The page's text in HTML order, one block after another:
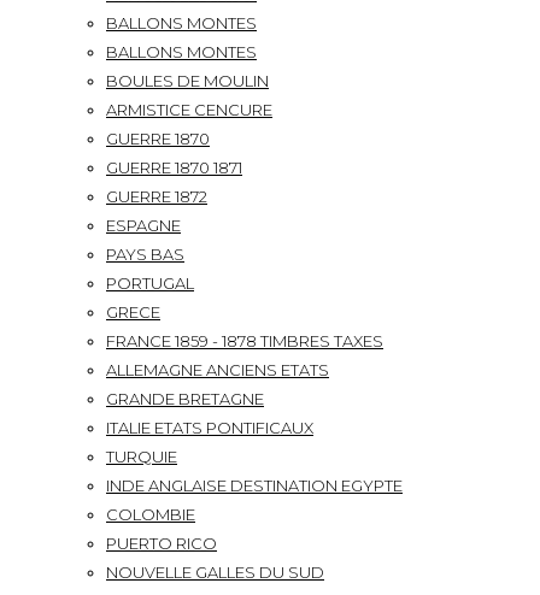
BALLONS MONTES
BALLONS MONTES
BOULES DE MOULIN
ARMISTICE CENCURE
GUERRE 1870
GUERRE 1870 1871
GUERRE 1872
ESPAGNE
PAYS BAS
PORTUGAL
GRECE
FRANCE 1859 - 1878 TIMBRES TAXES
ALLEMAGNE ANCIENS ETATS
GRANDE BRETAGNE
ITALIE ETATS PONTIFICAUX
TURQUIE
INDE ANGLAISE DESTINATION EGYPTE
COLOMBIE
PUERTO RICO
NOUVELLE GALLES DU SUD